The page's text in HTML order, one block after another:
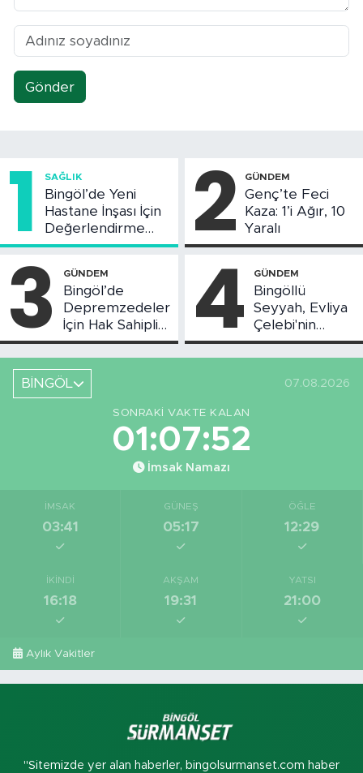
Gönder
1 SAĞLIK
Bingöl’de Yeni
Hastane İnşası İçin
Değerlendirme
Toplantısı Yapıldı
2 GÜNDEM
Genç’te Feci
Kaza: 1’i Ağır, 10
Yaralı
3 GÜNDEM
Bingöl’de
Depremzedeler
İçin Hak Sahipliği
Askı Süreci
Başladı
4 GÜNDEM
Bingöllü
Seyyah, Evliya
Çelebi'nin
Bahsettiği
Bingöl'deki O
BİNGÖL 07.08.2026
SONRAKI VAKTE KALAN
01:07:52
İmsak Namazı
İMSAK
03:41
GÜNEŞ
05:17
ÖĞLE
12:29
İKINDI
16:18
AKŞAM
19:31
YATSI
21:00
Aylık Vakitler
"Sitemizde yer alan haberler, bingolsurmanset.com haber